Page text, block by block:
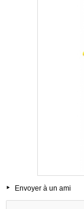
Envoyer à un ami